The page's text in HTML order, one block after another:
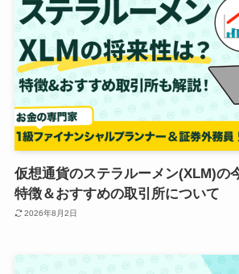
仮想通貨のステラルーメン(XLM)の
特徴＆おすすめの取引所について
2026年8月2日